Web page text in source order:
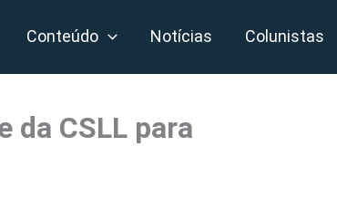
Conteúdo Notícias Colunistas
da CSLL para